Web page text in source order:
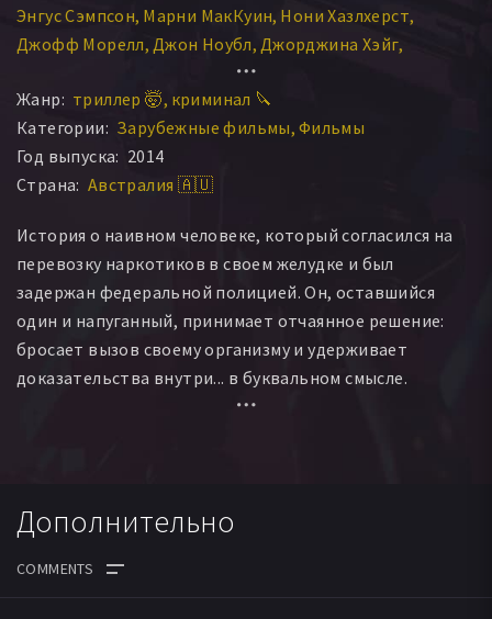
Энгус Сэмпсон Марни МакКуин Нони Хазлхерст
Джофф Морелл Джон Ноубл Джорджина Хэйг
Жанр: триллер 🤯 криминал 🔪
Категории: Зарубежные фильмы Фильмы
Год выпуска: 2014
Страна: Австралия 🇦🇺
История о наивном человеке, который согласился на
перевозку наркотиков в своем желудке и был
задержан федеральной полицией. Он, оставшийся
один и напуганный, принимает отчаянное решение:
бросает вызов своему организму и удерживает
доказательства внутри... в буквальном смысле.
Поступая таким образом, он становится
Дополнительно